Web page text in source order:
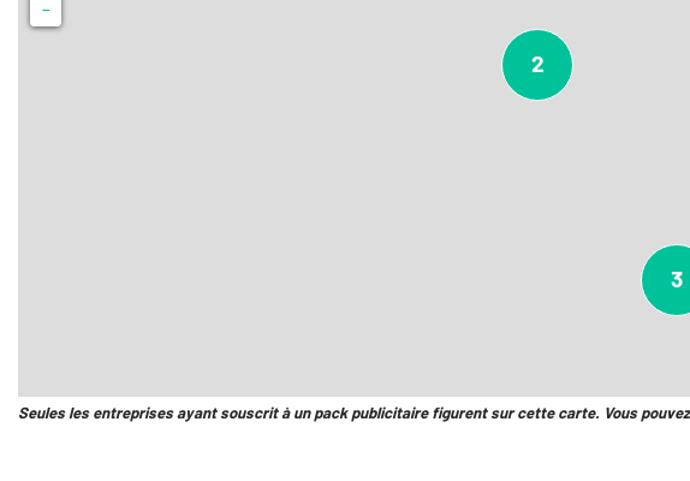
2
3
−
Seules les entreprises ayant souscrit à un pack publicitaire figurent sur cette carte. Vous